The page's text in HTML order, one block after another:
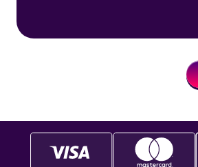
de juegos de tómbola, YoBingo,